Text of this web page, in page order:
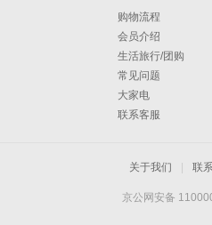
购物流程
会员介绍
生活旅行/团购
常见问题
大家电
联系客服
关于我们 联
京公网安备